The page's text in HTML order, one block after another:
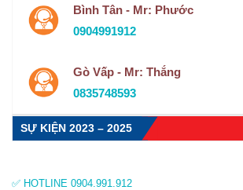
Bình Tân - Mr: Phước
0904991912
Gò Vấp - Mr: Thắng
0835748593
SỰ KIỆN 2023 – 2025
✅ HOTLINE 0904.991.912